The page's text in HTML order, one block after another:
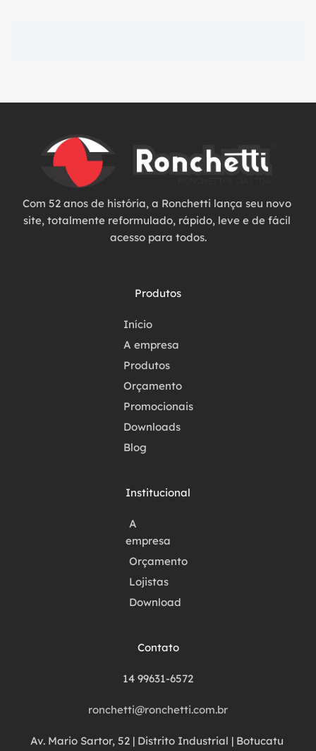
Com 52 anos de história, a Ronchetti lança seu novo
site, totalmente reformulado, rápido, leve e de fácil
acesso para todos.
Produtos
Início
A empresa
Produtos
Orçamento
Promocionais
Downloads
Blog
Institucional
A
empresa
Orçamento
Lojistas
Download
Contato
14 99631-6572
ronchetti@ronchetti.com.br
Av. Mario Sartor, 52 | Distrito Industrial | Botucatu